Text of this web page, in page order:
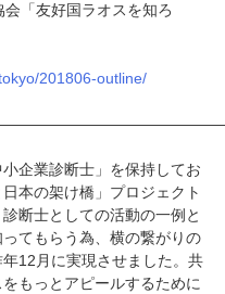
「友好国ラオスを知ろ
201806-outline/
企業診断士」を保持してお
本の架け橋」プロジェクト
断士としての活動の一例と
てもらう為、横の繋がりの
12月に実現させました。共
もっとアピールするために